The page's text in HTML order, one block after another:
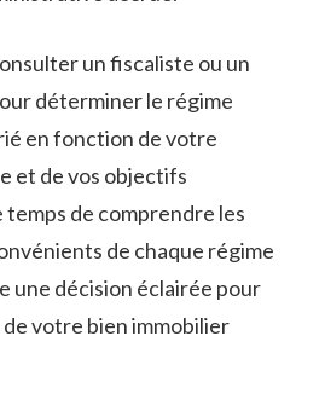
un fiscaliste ou ⁢un
déterminer‌ le régime
en fonction ⁢de votre
et de vos objectifs⁤
de⁣ comprendre les
⁤de‌ chaque ‌régime
une décision éclairée ‍pour
votre bien ⁤immobilier⁤